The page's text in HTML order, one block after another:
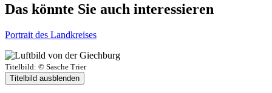
Das könnte Sie auch interessieren
Portrait des Landkreises
Titelbild: © Sasche Trier
Titelbild ausblenden